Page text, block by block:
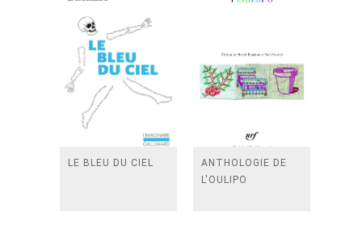
LE BLEU DU CIEL
ANTHOLOGIE DE
L'OULIPO